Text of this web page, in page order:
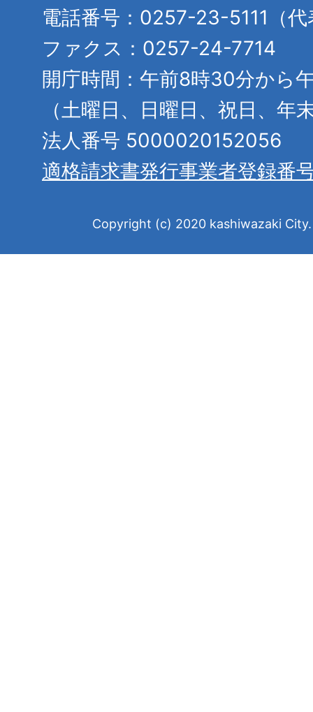
電話番号：0257-23-5111（代
ファクス：0257-24-7714
開庁時間：午前8時30分から
（土曜日、日曜日、祝日、年
法人番号 5000020152056
適格請求書発行事業者登録番
Copyright (c) 2020 kashiwazaki